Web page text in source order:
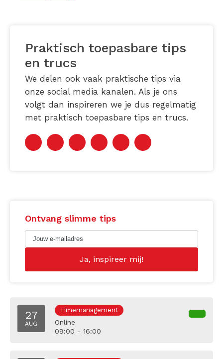
Praktisch toepasbare tips
en trucs
We delen ook vaak praktische tips via
onze social media kanalen. Als je ons
volgt dan inspireren we je dus regelmatig
met praktisch toepasbare tips en trucs.
Ontvang slimme tips
27
AUG
Timemanagement
Online
09:00 - 16:00